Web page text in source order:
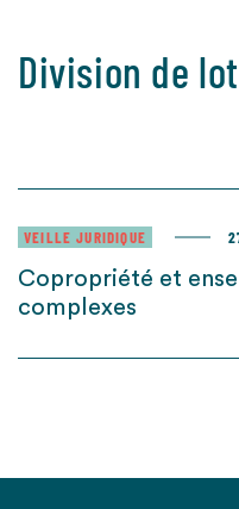
Division de
VEILLE JURIDIQUE
Copropriété et
complexes